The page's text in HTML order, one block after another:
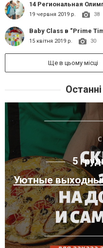
19 червня 2019 р. 38
Baby Class в “Prime
15 квітня 2019 р. 30
Ще в цьому місці
5
Уютные